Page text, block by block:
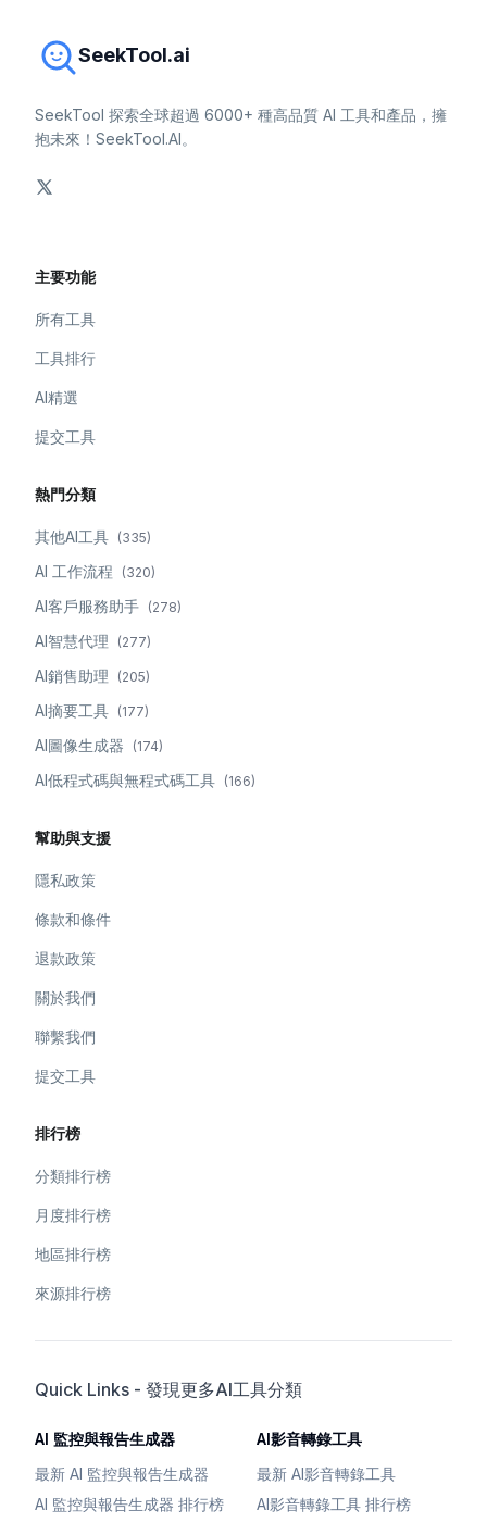
SeekTool.ai
SeekTool 探索全球超過 6000+ 種高品質 AI 工具和產品，擁
抱未來！SeekTool.AI。
主要功能
所有工具
工具排行
AI精選
提交工具
熱門分類
其他AI工具 (335)
AI 工作流程 (320)
AI客戶服務助手 (278)
AI智慧代理 (277)
AI銷售助理 (205)
AI摘要工具 (177)
AI圖像生成器 (174)
AI低程式碼與無程式碼工具 (166)
幫助與支援
隱私政策
條款和條件
退款政策
關於我們
聯繫我們
提交工具
排行榜
分類排行榜
月度排行榜
地區排行榜
來源排行榜
Quick Links - 發現更多AI工具分類
AI 監控與報告生成器
最新 AI 監控與報告生成器
AI 監控與報告生成器 排行榜
AI影音轉錄工具
最新 AI影音轉錄工具
AI影音轉錄工具 排行榜